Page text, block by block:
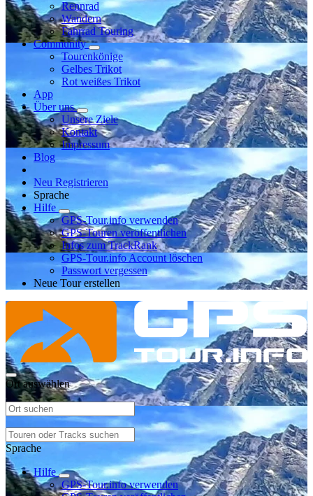
Rennrad
Wandern
Fahrrad Touring
Community
Tourenkönige
Gelbes Trikot
Rot weißes Trikot
App
Über uns
Unsere Ziele
Kontakt
Impressum
Blog
Neu Registrieren
Sprache
Hilfe
GPS-Tour.info verwenden
GPS-Touren veröffentlichen
Infos zum TrackRank
GPS-Tour.info Account löschen
Passwort vergessen
Neue Tour erstellen
Ort auswählen
Sprache
Hilfe
GPS-Tour.info verwenden